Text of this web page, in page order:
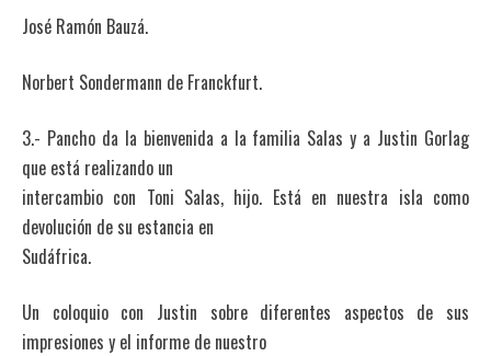
José Ramón Bauzá.
Norbert Sondermann de Franckfurt.
3.- Pancho da la bienvenida a la familia Salas y a Justin Gorlag
que está realizando un
intercambio con Toni Salas, hijo. Está en nuestra isla como
devolución de su estancia en
Sudáfrica.
Un coloquio con Justin sobre diferentes aspectos de sus
impresiones y el informe de nuestro